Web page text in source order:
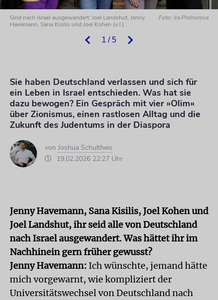
1 / 5
Sind nach Israel ausgewandert: Joel Landshut, Jenny
Havemann, Sana Kisilis und Joel Kohen (v.l.)
Foto: Ira Prohorova
Sie haben Deutschland verlassen und sich für
ein Leben in Israel entschieden. Was hat sie
dazu bewogen? Ein Gespräch mit vier »Olim«
über Zionismus, einen rastlosen Alltag und die
Zukunft des Judentums in der Diaspora
von Joshua Schultheis
19.02.2026 22:27 Uhr
Jenny Havemann, Sana Kisilis, Joel Kohen und
Joel Landshut, ihr seid alle von Deutschland
nach Israel ausgewandert. Was hättet ihr im
Nachhinein gern früher gewusst?
Jenny Havemann: Ich wünschte, jemand hätte
mich vorgewarnt, wie kompliziert der
Universitätswechsel von Deutschland nach